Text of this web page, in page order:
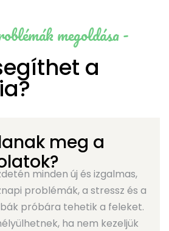
megoldása -
a
meg a
minden új és izgalmas,
problémák, a stressz és a
próbára tehetik a feleket.
ha nem kezeljük